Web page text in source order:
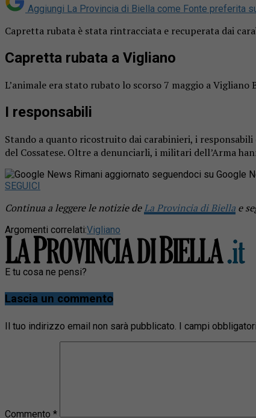
Aggiungi La Provincia di Biella come Fonte preferita
Capretta rubata è stata rintracciata e recuperata dai
Capretta rubata a Vigliano
L’animale era stato rubato lo scorso 7 maggio a
I responsabili
Stando a quanto ricostruito dai carabinieri, i
del Cossatese. Oltre a denunciarli, i militari dell’Arma
Rimani aggiornato seguendoci su Google
SEGUICI
Continua a leggere le notizie deLa Provincia di Biella e
Argomenti correlati:Vigliano
E tu cosa ne pensi?
Lascia un commento
Il tuo indirizzo email non sarà pubblicato. I campi
Commento *